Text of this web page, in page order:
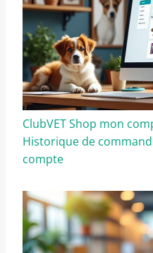
ClubVET Shop mon
Historique de
compte